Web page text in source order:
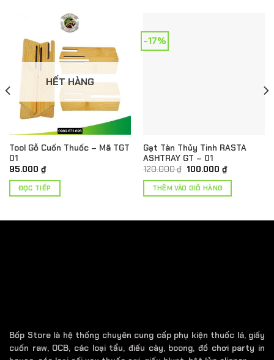
HẾT HÀNG
Tool Gỗ Cuốn Thuốc – Mã TGT
01
95.000 ₫
ĐỌC TIẾP
-17%
Gạt Tàn Thủy Tinh RASTA
ASHTRAY GT – 01
120.000₫ Giá
là:
120.000 ₫.
100.000 ₫Giá
hiện
tại
THÊM VÀO GIỎ HÀNG
Bốp Store là hệ thống chuyên cung cấp phụ kiện thuốc lá, giấy
cuốn raw, OCB, các loại tẩu, điếu cày, boong, đồ chơi party in